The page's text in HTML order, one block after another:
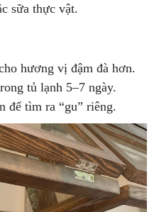
sữa thực vật.
hương vị đậm đà hơn.
tủ lạnh 5–7 ngày.
để tìm ra “gu” riêng.